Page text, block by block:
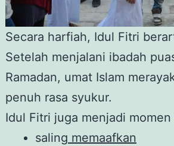
Secara harfiah, Idul Fitri
Setelah menjalani ibadah
Ramadan, umat Islam
penuh rasa syukur.
Idul Fitri juga menjadi
saling memaafkan